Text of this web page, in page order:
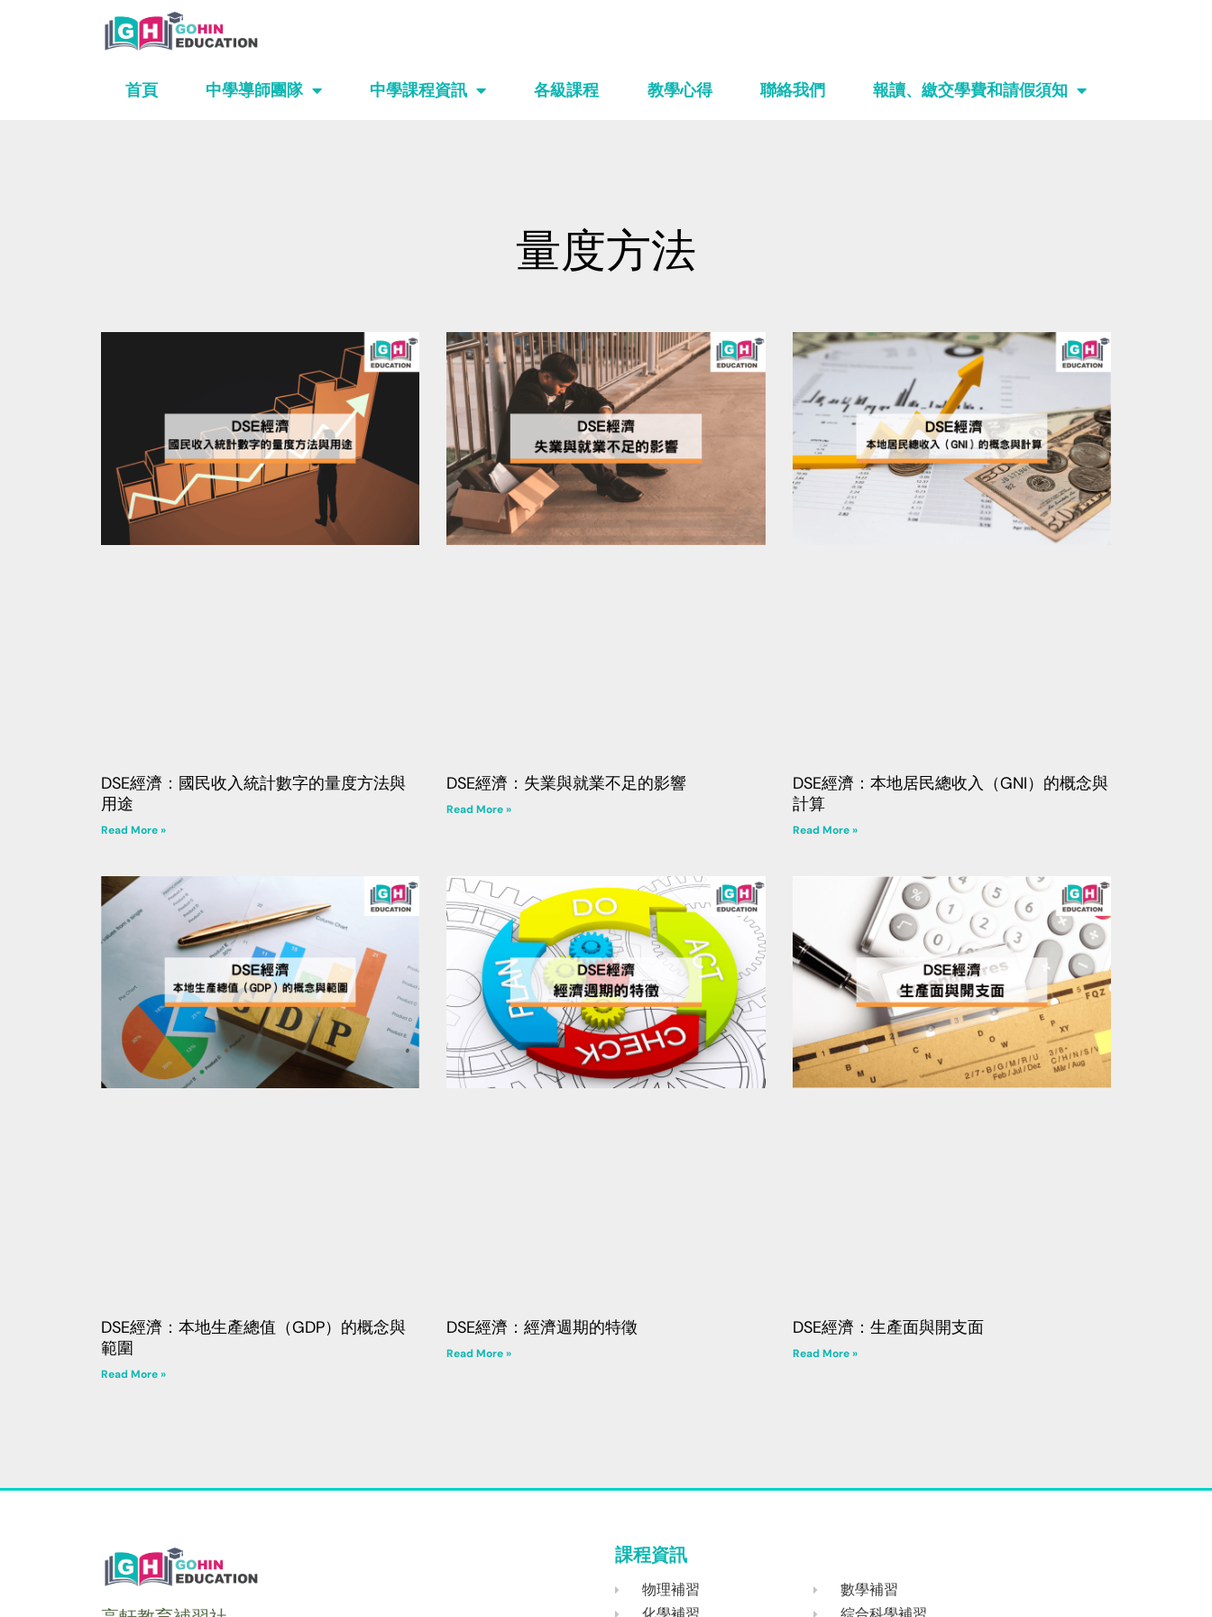
首頁 中學導師團隊 中學課程資訊 各級課程 教學心得 聯絡我們 報讀、繳交學費和請假須知
量度方法
DSE經濟：國民收入統計數字的量度方法與
用途
Read More »
DSE經濟：失業與就業不足的影響
Read More »
DSE經濟：本地居民總收入（GNI）的概念與
計算
Read More »
DSE經濟：本地生產總值（GDP）的概念與
範圍
Read More »
DSE經濟：經濟週期的特徵
Read More »
DSE經濟：生產面與開支面
Read More »
課程資訊
物理補習
數學補習